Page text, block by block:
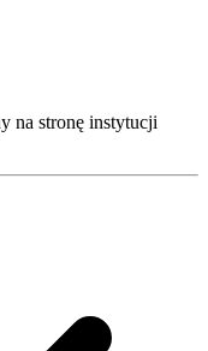
na stronę instytucji